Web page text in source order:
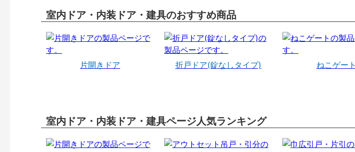
室内ドア・内装ドア・建具のおすすめ商品
片開きドア 折戸ドア(錠なしタイプ)
ねこゲート
室内ドア・内装ドア・建具ページ人気ランキング